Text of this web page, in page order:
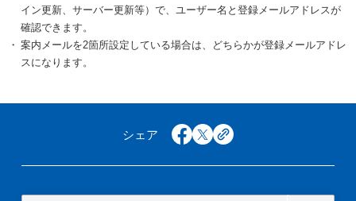
イン更新、サーバー更新等）で、ユーザー名と登録メールアドレスが
確認できます。
案内メールを2箇所設定している場合は、どちらかが登録メールアドレ
スになります。
シェア facebook
x copy